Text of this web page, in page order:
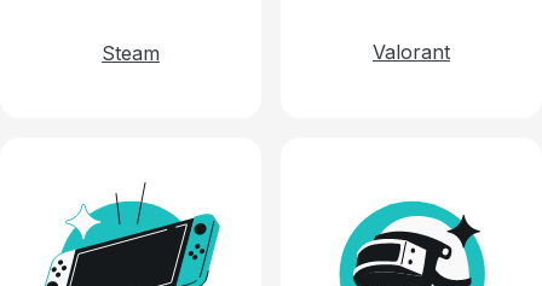
Steam Valorant